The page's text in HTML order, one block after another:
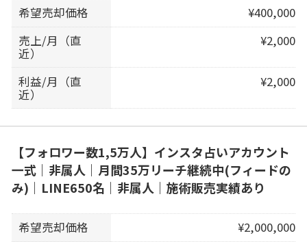
希望売却価格
¥400,000
売上/月（直
近）
¥2,000
利益/月（直
近）
¥2,000
【フォロワー数1,5万人】インスタ占いアカウント
一式｜非属人｜月間35万リーチ継続中(フィードの
み)｜LINE650名｜非属人｜施術販売実績あり
希望売却価格
¥2,000,000